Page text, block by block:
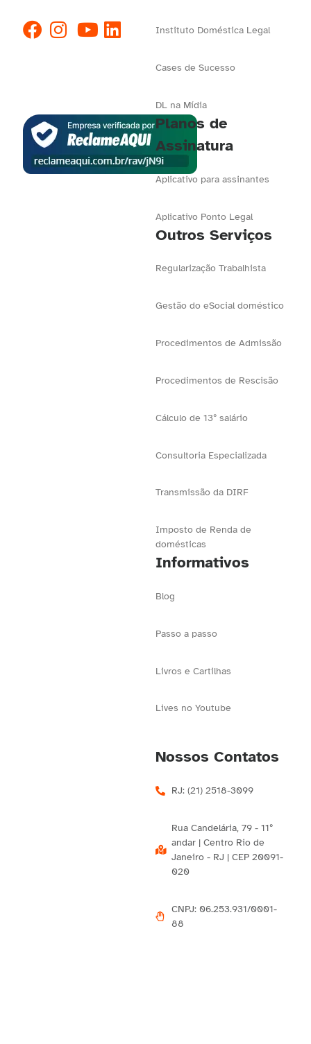
Instituto Doméstica Legal
Cases de Sucesso
DL na Mídia
Planos de
Assinatura
Aplicativo para assinantes
Aplicativo Ponto Legal
Outros Serviços
Regularização Trabalhista
Gestão do eSocial doméstico
Procedimentos de Admissão
Procedimentos de Rescisão
Cálculo de 13º salário
Consultoria Especializada
Transmissão da DIRF
Imposto de Renda de
domésticas
Informativos
Blog
Passo a passo
Livros e Cartilhas
Lives no Youtube
Nossos Contatos
RJ: (21) 2518-3099
Rua Candelária, 79 - 11º
andar | Centro Rio de
Janeiro - RJ | CEP 20091-
020
CNPJ: 06.253.931/0001-
88